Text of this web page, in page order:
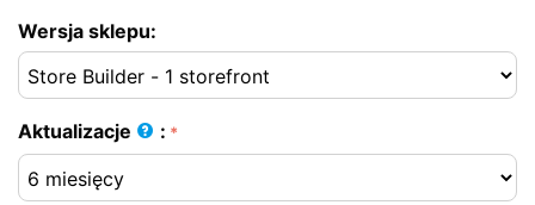
Wersja sklepu:
Aktualizacje :